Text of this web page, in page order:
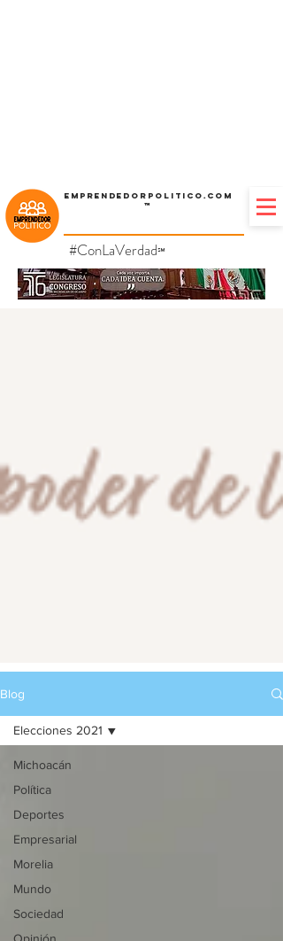
Emprendedorpolitico.com
™
#ConLaVerdad℠
Blog
Michoacán
Política
Deportes
Empresarial
Morelia
Mundo
Sociedad
Elecciones 2021